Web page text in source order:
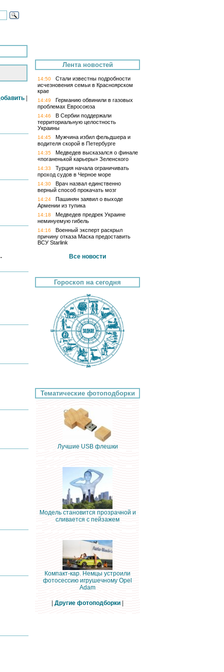
Лента новостей
14:50
Стали известны подробности
исчезновения семьи в Красноярском
крае
14:49
Германию обвинили в газовых
проблемах Евросоюза
14:46
В Сербии поддержали
территориальную целостность
Украины
14:45
Мужчина избил фельдшера и
водителя скорой в Петербурге
14:35
Медведев высказался о финале
«поганенькой карьеры» Зеленского
14:33
Турция начала ограничивать
проход судов в Черное море
14:30
Врач назвал единственно
верный способ прокачать мозг
14:24
Пашинян заявил о выходе
Армении из тупика
14:18
Медведев предрек Украине
неминуемую гибель
14:16
Военный эксперт раскрыл
причину отказа Маска предоставить
ВСУ Starlink
Все новости
Гороскоп на сегодня
Тематические фотоподборки
Лучшие USB флешки
Модель становится прозрачной и
сливается с пейзажем
Компакт-кар. Немцы устроили
фотосессию игрушечному Opel
Adam
Другие фотоподборки